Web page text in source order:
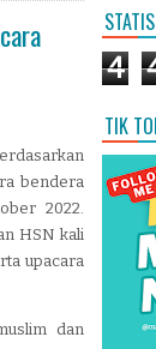
bendera
2022.
HSN kali
upacara
dan
4
TIK